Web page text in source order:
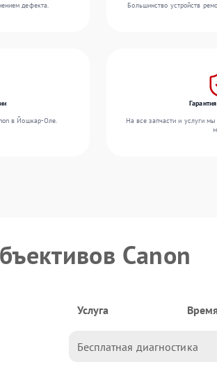
дефекта.
Большинство устройств
в Йошкар-Оле.
На все запчасти и услуги
Canon
Услуга
Бесплатная диагностика